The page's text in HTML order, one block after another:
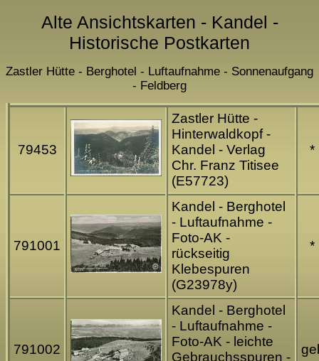
Alte Ansichtskarten - Kandel -
Historische Postkarten
Zastler Hütte - Berghotel - Luftaufnahme - Sonnenaufgang
- Feldberg
79453
Zastler Hütte -
Hinterwaldkopf -
Kandel - Verlag
Chr. Franz Titisee
(E57723)
*
791001
Kandel - Berghotel
- Luftaufnahme -
Foto-AK -
rückseitig
Klebespuren
(G23978y)
*
791002
Kandel - Berghotel
- Luftaufnahme -
Foto-AK - leichte
Gebrauchsspuren -